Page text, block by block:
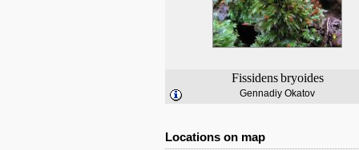
Fissidens bryoides
Gennadiy Okatov
Locations on map